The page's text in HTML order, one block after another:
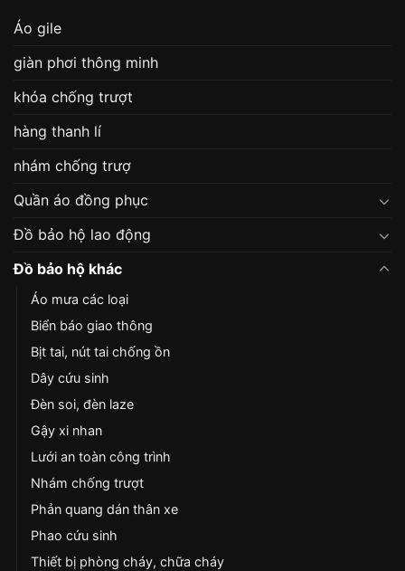
Áo gile
giàn phơi thông minh
khóa chống trượt
hàng thanh lí
nhám chống trượ
Quần áo đồng phục
Đồ bảo hộ lao động
Đồ bảo hộ khác
Áo mưa các loại
Biển báo giao thông
Bịt tai, nút tai chống ồn
Dây cứu sinh
Đèn soi, đèn laze
Gậy xi nhan
Lưới an toàn công trình
Nhám chống trượt
Phản quang dán thân xe
Phao cứu sinh
Thiết bị phòng cháy, chữa cháy